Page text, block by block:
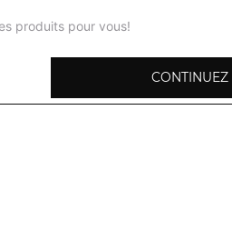
aux épices maison, puis
produits pour vous!
CONTINUEZ